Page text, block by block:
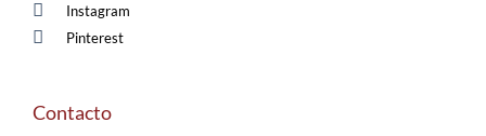
Instagram
Pinterest
Contacto